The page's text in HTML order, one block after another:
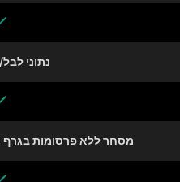
נתוני
מסחר ללא פרסומות בגרף